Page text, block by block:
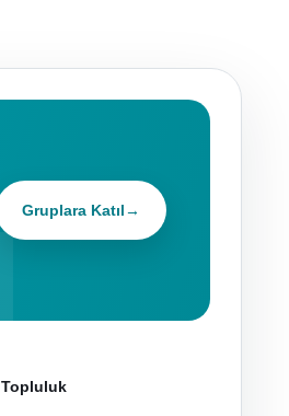
Gruplara Katıl→
Topluluk